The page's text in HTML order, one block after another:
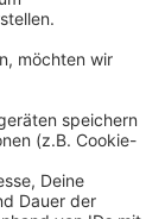
könnten. In
ältere
Präsident
zu früh
geschickt.
arbeite